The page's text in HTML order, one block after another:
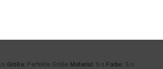
/5 Größe: Perfekte Größe Material : 5 /5 Farbe: 5/5